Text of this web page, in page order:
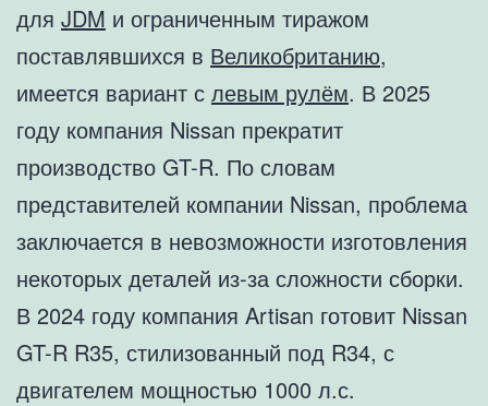
для JDM и ограниченным тиражом
поставлявшихся в Великобританию,
имеется вариант с левым рулём. В 2025
году компания Nissan прекратит
производство GT-R. По словам
представителей компании Nissan, проблема
заключается в невозможности изготовления
некоторых деталей из-за сложности сборки.
В 2024 году компания Artisan готовит Nissan
GT-R R35, стилизованный под R34, с
двигателем мощностью 1000 л.с.